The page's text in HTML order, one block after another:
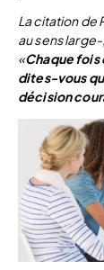
La citation de
au sens
«Chaque fois
dites-vous
décision